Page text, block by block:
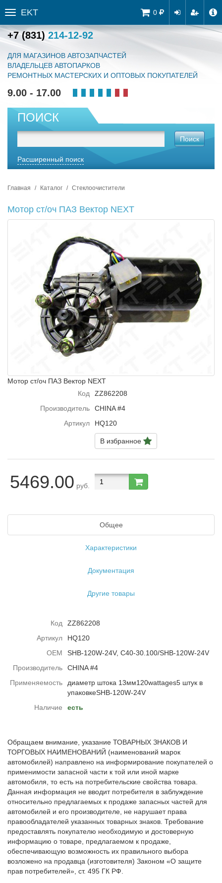
0
Toggle
sidebar
EKT
+7 (831) 214-12-92
ДЛЯ МАГАЗИНОВ АВТОЗАПЧАСТЕЙ
ВЛАДЕЛЬЦЕВ АВТОПАРКОВ
РЕМОНТНЫХ МАСТЕРСКИХ И ОПТОВЫХ ПОКУПАТЕЛЕЙ
9.00 - 17.00
ПОИСК
Поиск
Расширенный поиск
Главная Каталог Стеклоочистители
Мотор ст/оч ПАЗ Вектор NEXT
Мотор ст/оч ПАЗ Вектор NEXT
Код
ZZ862208
Производитель
CHINA #4
Артикул
HQ120
В избранное
5469.00 руб.
Общее
Характеристики
Документация
Другие товары
Код
ZZ862208
Артикул
HQ120
ОЕМ
SHB-120W-24V, С40-30.100/SHB-120W-24V
Производитель
CHINA #4
Применяемость
диаметр штока 13мм120wattages5 штук в
упаковкеSHB-120W-24V
Наличие
есть
Обращаем внимание, указание ТОВАРНЫХ ЗНАКОВ И
ТОРГОВЫХ НАИМЕНОВАНИЙ (наименований марок
автомобилей) направлено на информирование покупателей о
применимости запасной части к той или иной марке
автомобиля, то есть на потребительские свойства товара.
Данная информация не вводит потребителя в заблуждение
относительно предлагаемых к продаже запасных частей для
автомобилей и его производителе, не нарушает права
правообладателей указанных товарных знаков. Требование
предоставлять покупателю необходимую и достоверную
информацию о товаре, предлагаемом к продаже,
обеспечивающую возможность их правильного выбора
возложено на продавца (изготовителя) Законом «О защите
прав потребителей», ст. 495 ГК РФ.